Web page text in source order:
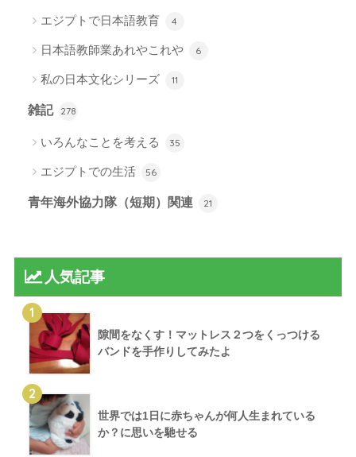
エジプトで日本語教育 4
日本語教師業あれやこれや 6
私の日本文化シリーズ 11
雑記 278
いろんなことを考える 35
エジプトでの生活 56
青年海外協力隊（短期）関連 21
人気記事
1
隙間をなくす！マットレス２つをくっつける
バンドを手作りしてみたよ
2
世界では1日に赤ちゃんが何人生まれている
か？に思いを馳せる